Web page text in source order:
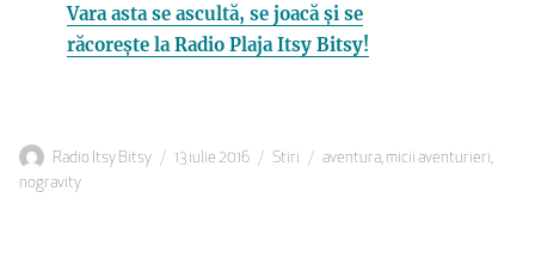
Vara asta se ascultă, se joacă și se
răcorește la Radio Plaja Itsy Bitsy!
Autor
Radio Itsy Bitsy
Publicat
13 iulie 2016 Categorii
Stiri Etichete
aventura, micii aventurieri,
nogravity